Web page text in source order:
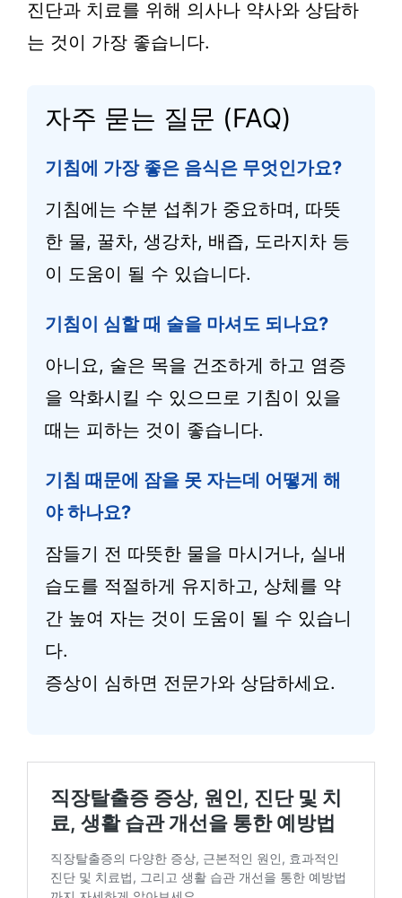
진단과 치료를 위해 의사나 약사와 상담하
는 것이 가장 좋습니다.
자주 묻는 질문 (FAQ)
기침에 가장 좋은 음식은 무엇인가요?
기침에는 수분 섭취가 중요하며, 따뜻
한 물, 꿀차, 생강차, 배즙, 도라지차 등
이 도움이 될 수 있습니다.
기침이 심할 때 술을 마셔도 되나요?
아니요, 술은 목을 건조하게 하고 염증
을 악화시킬 수 있으므로 기침이 있을
때는 피하는 것이 좋습니다.
기침 때문에 잠을 못 자는데 어떻게 해
야 하나요?
잠들기 전 따뜻한 물을 마시거나, 실내
습도를 적절하게 유지하고, 상체를 약
간 높여 자는 것이 도움이 될 수 있습니
다.
증상이 심하면 전문가와 상담하세요.